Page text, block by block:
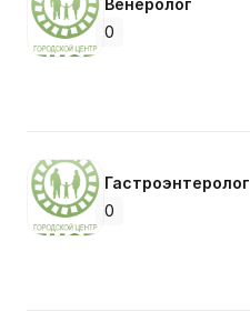
Венеролог
0
Гастроэнтеролог
0